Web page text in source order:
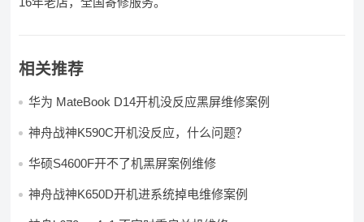
相关推荐
华为 MateBook D14开机没反应黑屏维修案例
神舟战神K590C开机没反应，什么问题？
华硕S4600F开不了机黑屏案例维修
神舟战神K650D开机进系统掉电维修案例